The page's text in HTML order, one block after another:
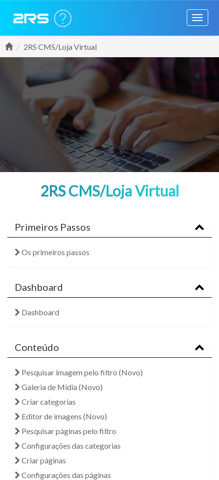
Toggle
2RS CMS/Loja Virtual
2RS CMS/Loja Virtual
Primeiros Passos
Os primeiros passos
Dashboard
Dashboard
Conteúdo
Pesquisar imagem pelo filtro (Novo)
Galeria de Mídia (Novo)
Criar categorias
Editor de imagens (Novo)
Pesquisar páginas pelo filtro
Configurações das categorias
Criar páginas
Configurações das páginas